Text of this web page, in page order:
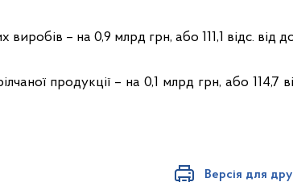
виробів – на 0,9 млрд грн, або 111,1 відс. від
продукції – на 0,1 млрд грн, або
Версія для